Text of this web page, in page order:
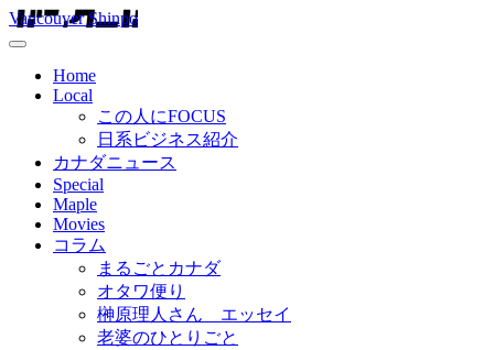
Vancouver Shinpo
Home
Local
この人にFOCUS
日系ビジネス紹介
カナダニュース
Special
Maple
Movies
コラム
まるごとカナダ
オタワ便り
榊原理人さん エッセイ
老婆のひとりごと